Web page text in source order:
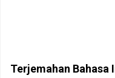
Terjemahan Bahasa